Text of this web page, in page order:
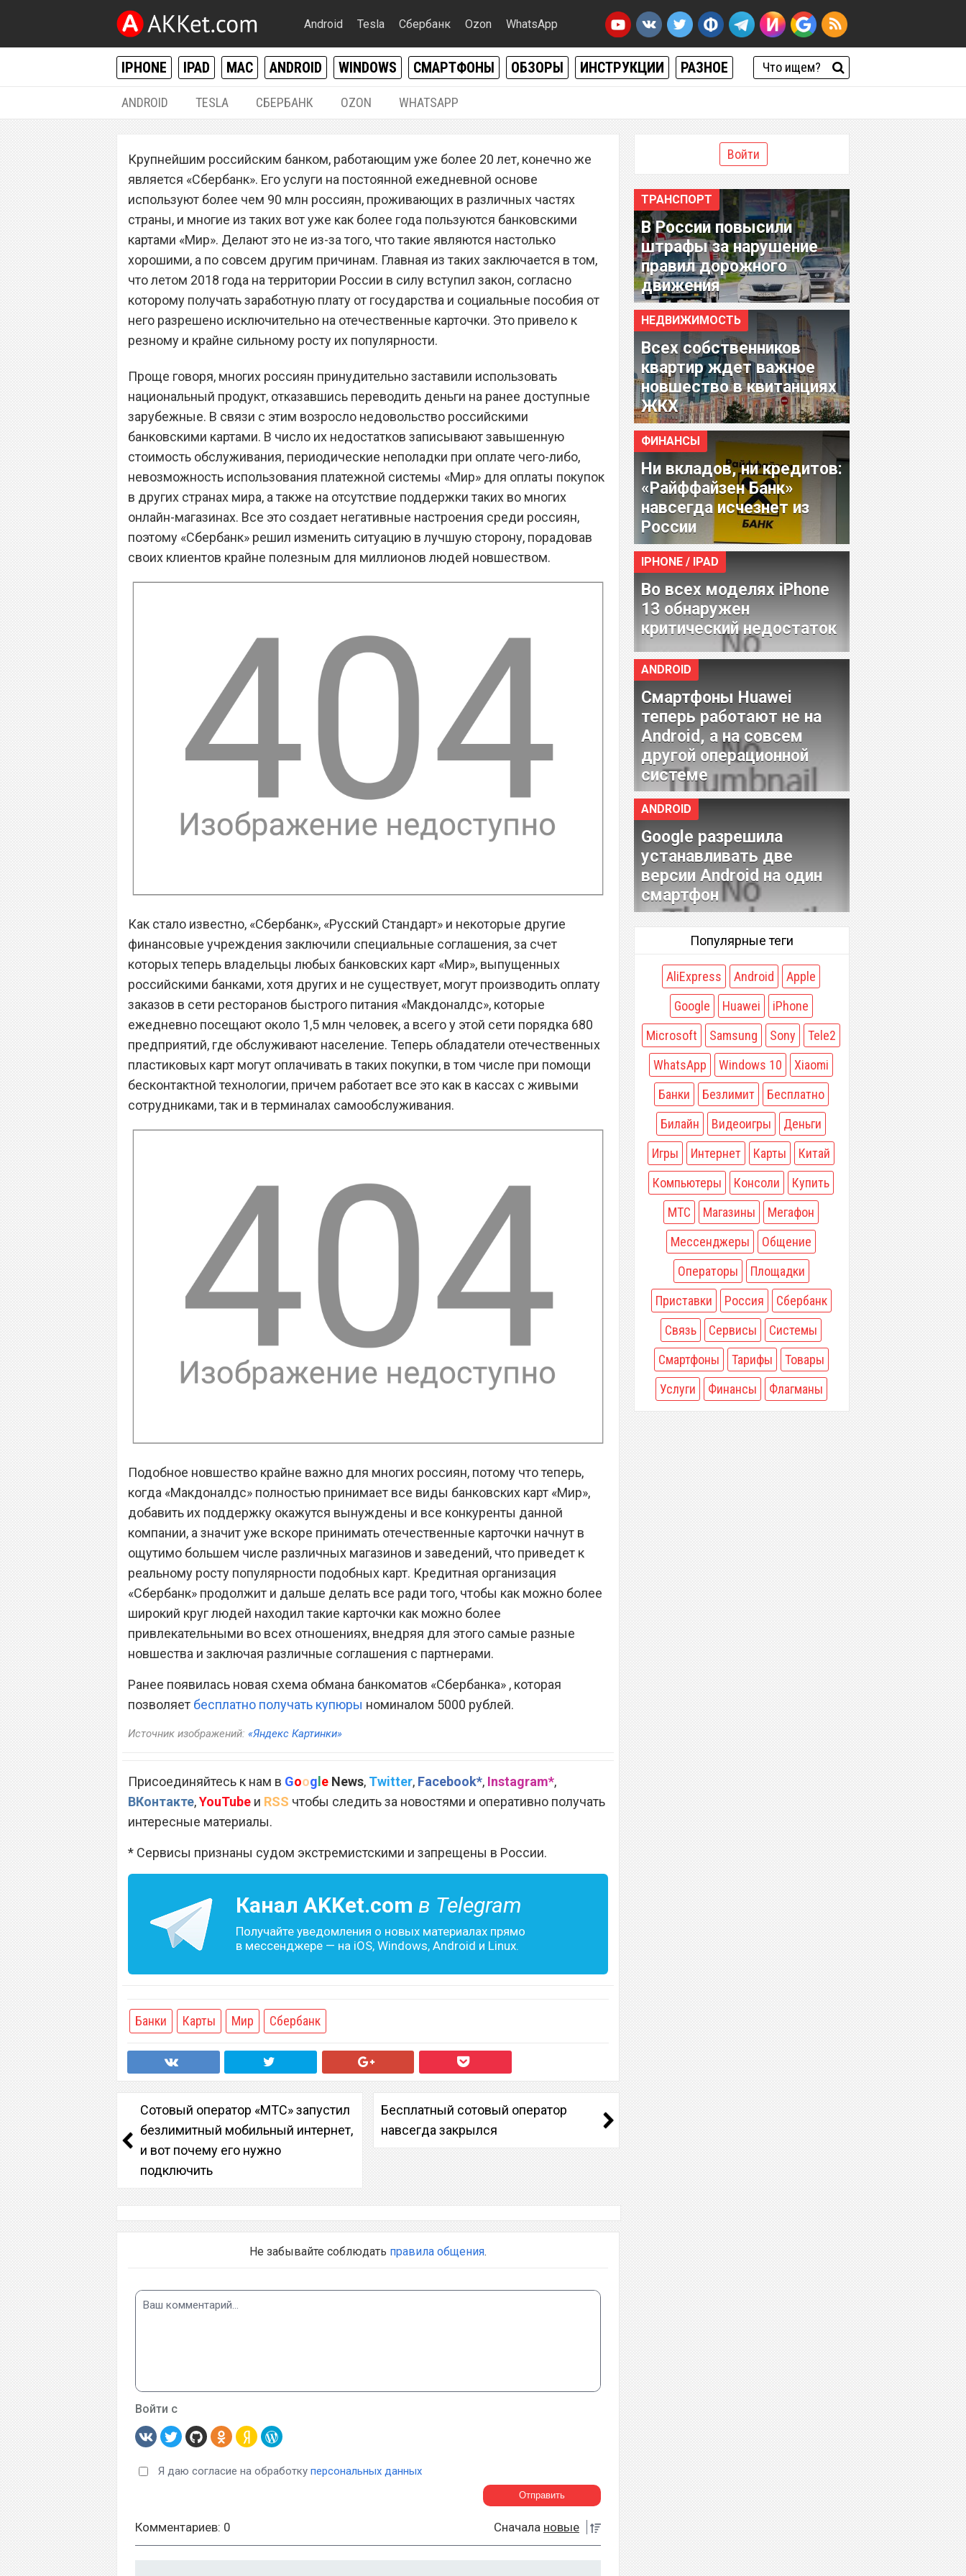
Android Tesla Сбербанк Ozon WhatsApp
IPHONE IPAD MAC ANDROID WINDOWS СМАРТФОНЫ ОБЗОРЫ ИНСТРУКЦИИ РАЗНОЕ
ANDROID TESLA СБЕРБАНК OZON WHATSAPP
«Сбербанк» заставил владельцев всех
банковских карт «Мир» прыгать до небес
Крупнейшим российским банком, работающим уже более 20 лет, конечно же
является «Сбербанк». Его услуги на постоянной ежедневной основе
используют более чем 90 млн россиян, проживающих в различных частях
страны, и многие из таких вот уже как более года пользуются банковскими
картами «Мир». Делают это не из-за того, что такие являются настолько
хорошими, а по совсем другим причинам. Главная из таких заключается в том,
что летом 2018 года на территории России в силу вступил закон, согласно
которому получать заработную плату от государства и социальные пособия от
него разрешено исключительно на отечественные карточки. Это привело к
резному и крайне сильному росту их популярности.
Проще говоря, многих россиян принудительно заставили использовать
национальный продукт, отказавшись переводить деньги на ранее доступные
зарубежные. В связи с этим возросло недовольство российскими
банковскими картами. В число их недостатков записывают завышенную
стоимость обслуживания, периодические неполадки при оплате чего-либо,
невозможность использования платежной системы «Мир» для оплаты покупок
в других странах мира, а также на отсутствие поддержки таких во многих
онлайн-магазинах. Все это создает негативные настроения среди россиян,
поэтому «Сбербанк» решил изменить ситуацию в лучшую сторону, порадовав
своих клиентов крайне полезным для миллионов людей новшеством.
Как стало известно, «Сбербанк», «Русский Стандарт» и некоторые другие
финансовые учреждения заключили специальные соглашения, за счет
которых теперь владельцы любых банковских карт «Мир», выпущенных
российскими банками, хотя других и не существует, могут производить оплату
заказов в сети ресторанов быстрого питания «Макдоналдс», которые
ежедневно посещают около 1,5 млн человек, а всего у этой сети порядка 680
предприятий, где обслуживают население. Теперь обладатели отечественных
пластиковых карт могут оплачивать в таких покупки, в том числе при помощи
бесконтактной технологии, причем работает все это как в кассах с живыми
сотрудниками, так и в терминалах самообслуживания.
Подобное новшество крайне важно для многих россиян, потому что теперь,
когда «Макдоналдс» полностью принимает все виды банковских карт «Мир»,
добавить их поддержку окажутся вынуждены и все конкуренты данной
компании, а значит уже вскоре принимать отечественные карточки начнут в
ощутимо большем числе различных магазинов и заведений, что приведет к
реальному росту популярности подобных карт. Кредитная организация
«Сбербанк» продолжит и дальше делать все ради того, чтобы как можно более
широкий круг людей находил такие карточки как можно более
привлекательными во всех отношениях, внедряя для этого самые разные
новшества и заключая различные соглашения с партнерами.
Ранее появилась новая схема обмана банкоматов «Сбербанка» , которая
позволяет бесплатно получать купюры номиналом 5000 рублей.
Источник изображений: «Яндекс Картинки»
Присоединяйтесь к нам в Google News, Twitter, Facebook*, Instagram*,
ВКонтакте,YouTube и RSS чтобы следить за новостями и оперативно получать
интересные материалы.
* Сервисы признаны судом экстремистскими и запрещены в России.
Канал AKKet.com в Telegram
Получайте уведомления о новых материалах прямо
в мессенджере — на iOS, Windows, Android и Linux.
Банки Карты Мир Сбербанк
Сотовый оператор «МТС» запустил
безлимитный мобильный интернет,
и вот почему его нужно
подключить
Бесплатный сотовый оператор
навсегда закрылся
Не забывайте соблюдать правила общения.
Войти с
Я даю согласие на обработку персональных данных
Комментариев: 0 Сначала новые
Войти
ТРАНСПОРТ
В России повысили
штрафы за нарушение
правил дорожного
движения
НЕДВИЖИМОСТЬ
Всех собственников
квартир ждет важное
новшество в квитанциях
ЖКХ
ФИНАНСЫ
Ни вкладов, ни кредитов:
«Райффайзен Банк»
навсегда исчезнет из
России
IPHONE / IPAD
Во всех моделях iPhone
13 обнаружен
критический недостаток
ANDROID
Смартфоны Huawei
теперь работают не на
Android, а на совсем
другой операционной
системе
ANDROID
Google разрешила
устанавливать две
версии Android на один
смартфон
Популярные теги
AliExpress Android
Apple
Google
Huawei
iPhone
Microsoft
Samsung Sony
Tele2
WhatsApp
Windows 10
Xiaomi
Банки
Безлимит
Бесплатно
Билайн
Видеоигры
Деньги
Игры
Интернет Карты
Китай
Компьютеры
Консоли
Купить
МТС
Магазины
Мегафон
Мессенджеры
Общение
Операторы
Площадки
Приставки
Россия
Сбербанк
Связь
Сервисы
Системы
Смартфоны
Тарифы
Товары
Услуги
Финансы Флагманы